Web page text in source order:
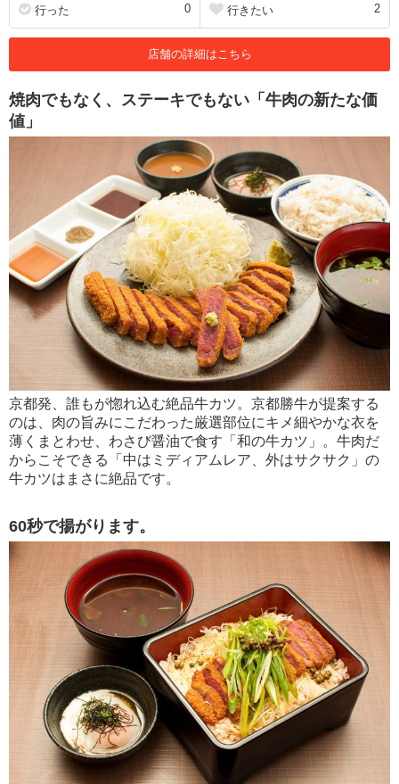
行った 0 行きたい 2
店舗の詳細はこちら
焼肉でもなく、ステーキでもない「牛肉の新たな価
値」
京都発、誰もが惚れ込む絶品牛カツ。京都勝牛が提案する
のは、肉の旨みにこだわった厳選部位にキメ細やかな衣を
薄くまとわせ、わさび醤油で食す「和の牛カツ」。牛肉だ
からこそできる「中はミディアムレア、外はサクサク」の
牛カツはまさに絶品です。
60秒で揚がります。